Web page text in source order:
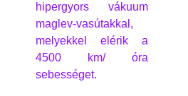
hipergyors vákuum
maglev-vasútakkal,
melyekkel elérik a
4500 km/ óra
sebességet.